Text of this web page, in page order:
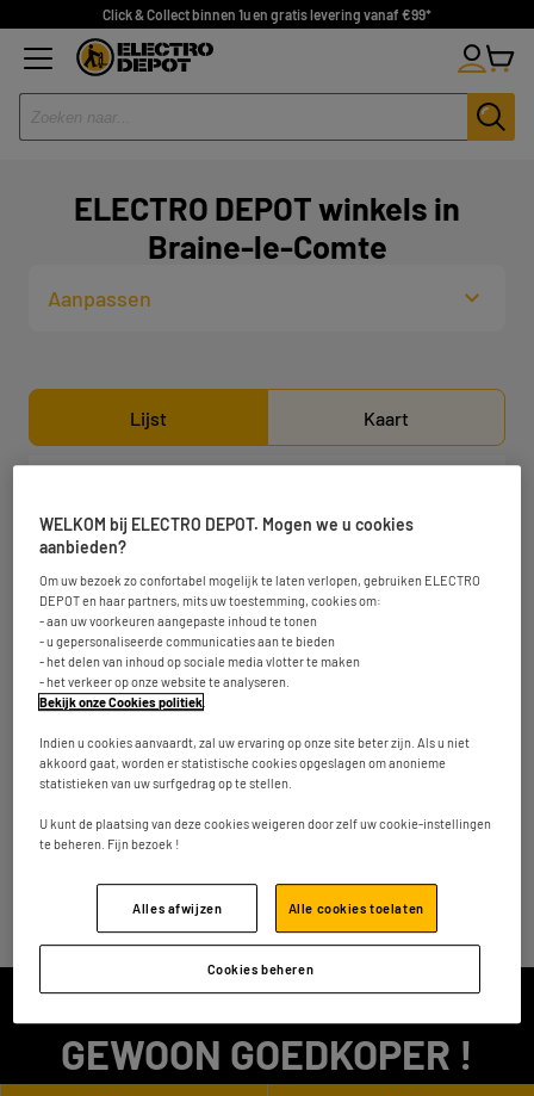
Click & Collect binnen 1u en gratis levering vanaf €99*
ELECTRO DEPOT winkels in
Braine-le-Comte
Aanpassen
Lijst Kaart
14.8 km
Avenue de Wallonie 6
7100 La Louvière
Nu gesloten
Nummer
ELECTRO DEPOT winkels in andere steden
Vind uw ELECTRO DEPOT winkel
Braine-le-Comte
Powered byevermaps ©
ALTIJD KWALITEIT,
GEWOON GOEDKOPER !
WELKOM bij ELECTRO DEPOT. Mogen we u cookies
aanbieden?
Om uw bezoek zo confortabel mogelijk te laten verlopen, gebruiken ELECTRO
DEPOT en haar partners, mits uw toestemming, cookies om:
- aan uw voorkeuren aangepaste inhoud te tonen
- u gepersonaliseerde communicaties aan te bieden
- het delen van inhoud op sociale media vlotter te maken
- het verkeer op onze website te analyseren.
Bekijk onze Cookies politiek
Indien u cookies aanvaardt, zal uw ervaring op onze site beter zijn. Als u niet
akkoord gaat, worden er statistische cookies opgeslagen om anonieme
statistieken van uw surfgedrag op te stellen.
U kunt de plaatsing van deze cookies weigeren door zelf uw cookie-instellingen
te beheren. Fijn bezoek !
Cookies beheren
Alles afwijzen Alle cookies toelaten